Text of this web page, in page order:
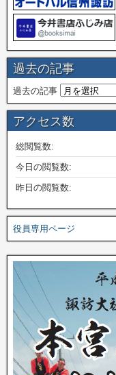
過去の記事
過去の記事
アクセス数
総閲覧数:
今日の閲覧数:
昨日の閲覧数:
役員専用ページ